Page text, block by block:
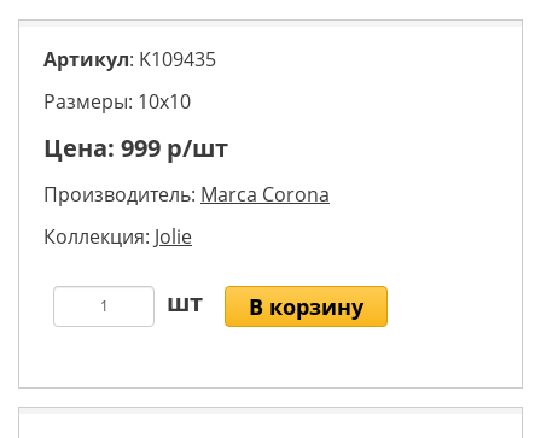
Артикул: K109435
Размеры: 10х10
Цена: 999 р/шт
Производитель: Marca Corona
Коллекция: Jolie
В корзину